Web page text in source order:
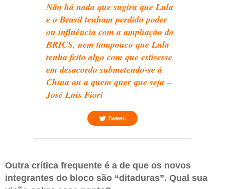
Não há nada que sugira que Lula
e o Brasil tenham perdido poder
ou influência com a ampliação do
BRICS, nem tampouco que Lula
tenha feito algo com que estivesse
em desacordo submetendo-se à
China ou a quem quer que seja –
José Luís Fiori
Tweet.
Outra crítica frequente é a de que os novos
integrantes do bloco são “ditaduras”. Qual sua